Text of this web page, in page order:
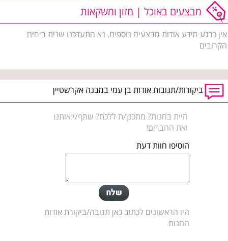
מבצעים באוכל | מזון ומשקאות
אין כרגע מידע אודות מבצעים נוספים, נא התעדכנו שנית בימים
הקרובים
ביקורות/תגובות אודות בן עמי במבנה אקרשטיין
היית בחנות? מתכנן/ת ללכת? שתף/י אותנו
ואת החברים!
הוסיפו חוות דעת
היו הראשונים לכתוב כאן תגובה/ביקורת אודות
החנות